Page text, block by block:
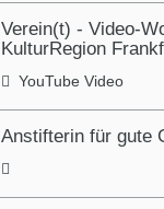
Verein(t) - Video-
KulturRegion
YouTube Video
Anstifterin für gute